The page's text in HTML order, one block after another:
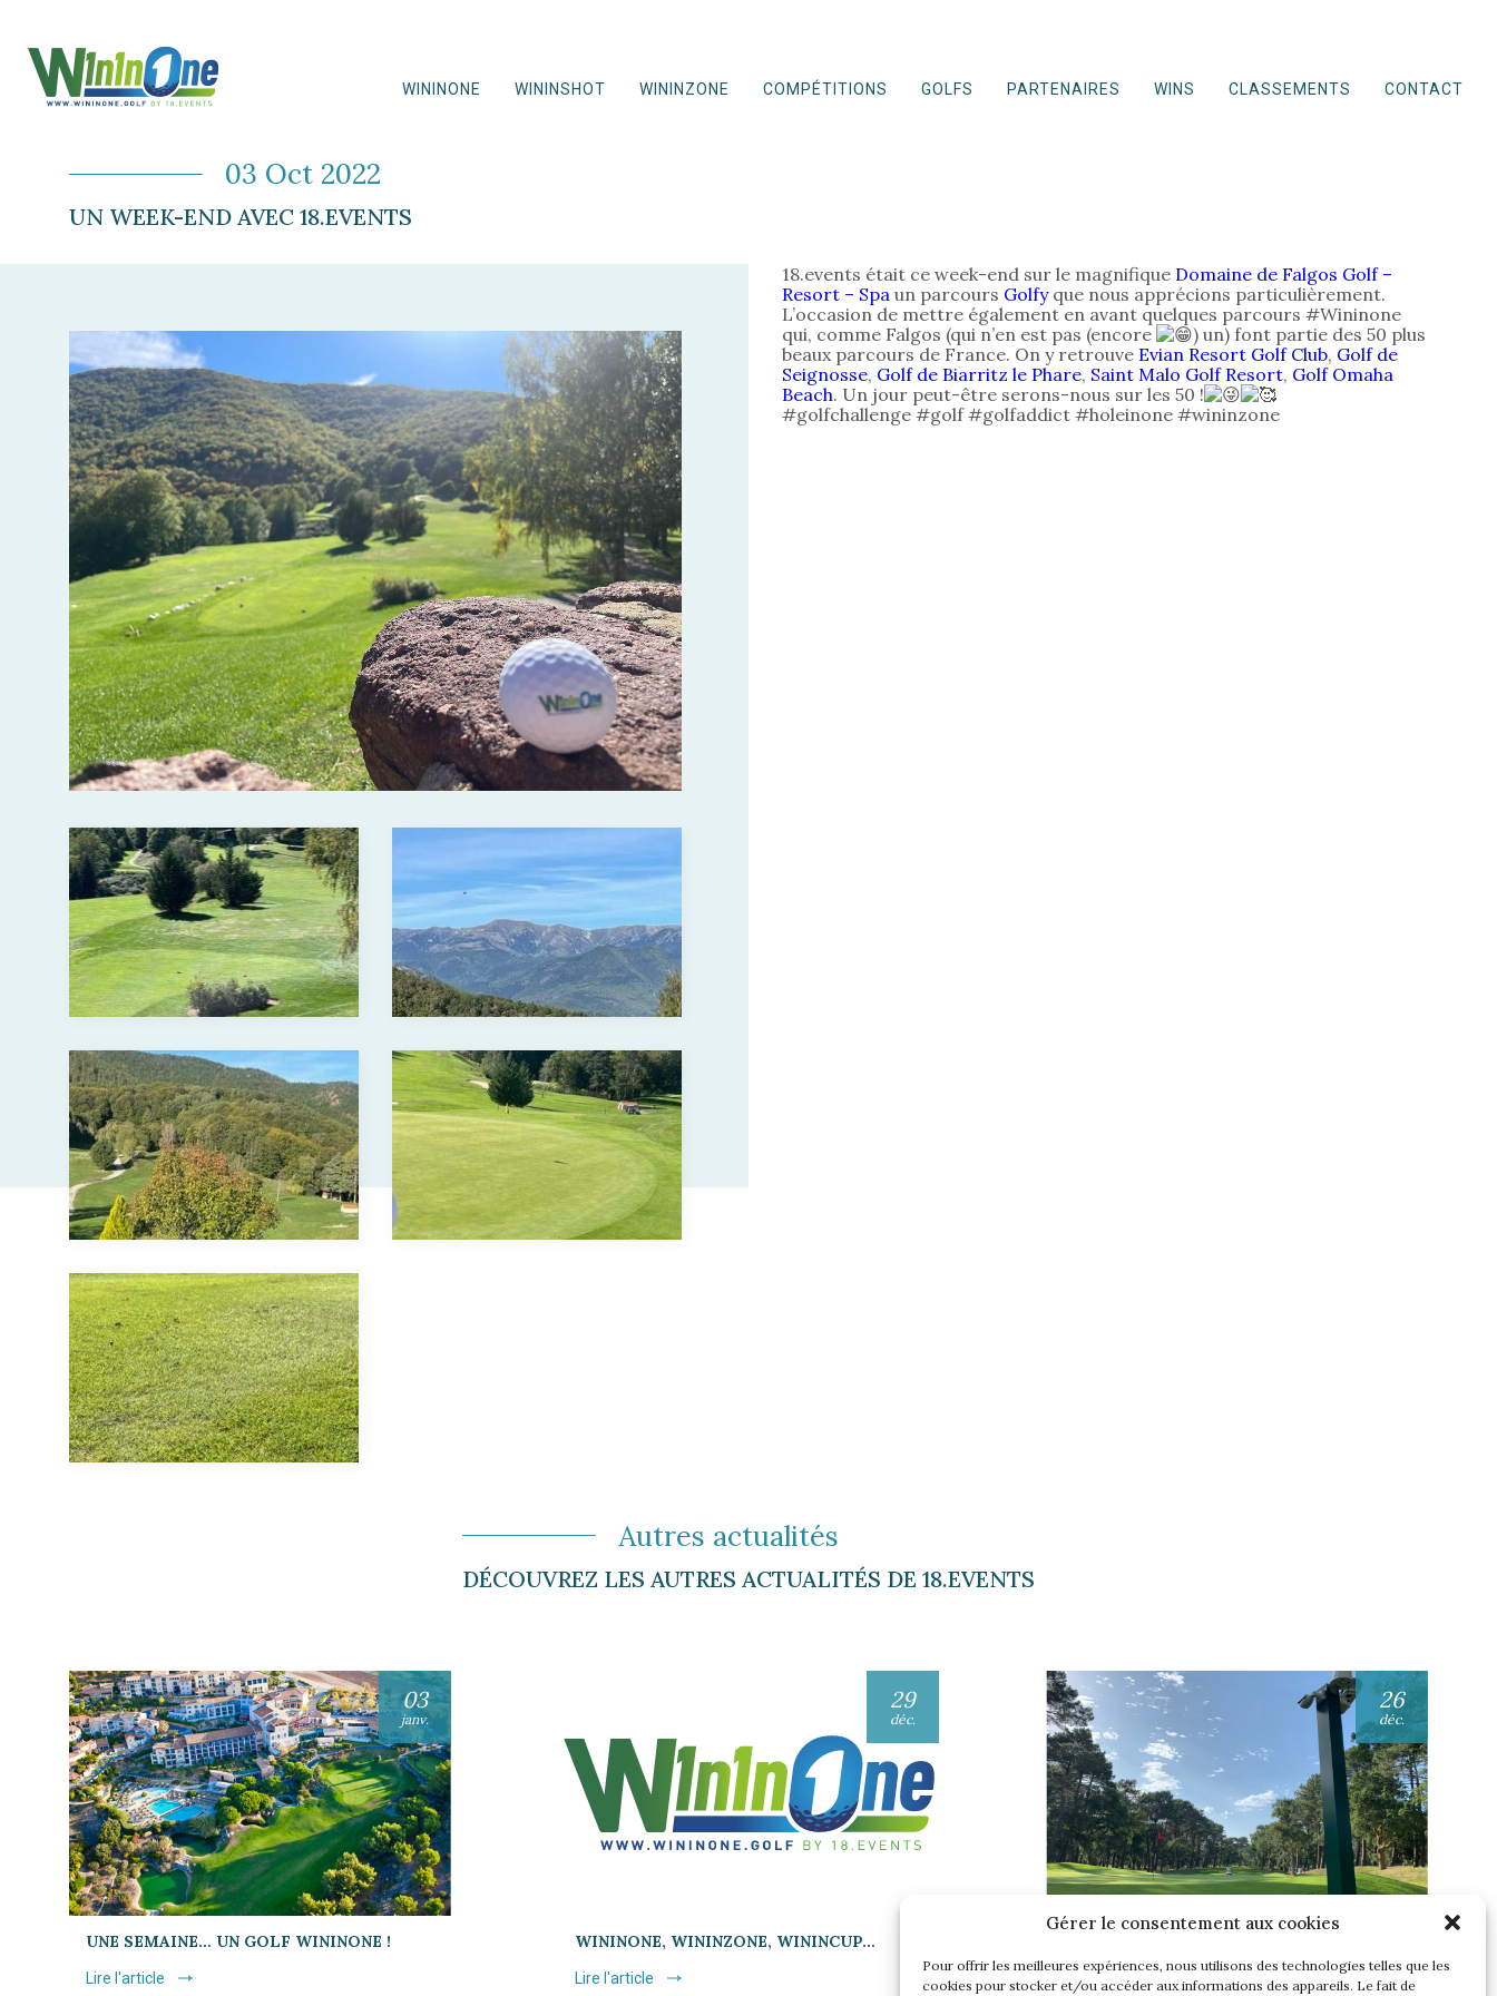
Gérer le consentement aux cookies
Pour offrir les meilleures expériences, nous utilisons des technologies telles que les
cookies pour stocker et/ou accéder aux informations des appareils. Le fait de
WININONE WININSHOT WININZONE COMPÉTITIONS GOLFS PARTENAIRES WINS CLASSEMENTS CONTACT
03 Oct 2022
UN WEEK-END AVEC 18.EVENTS
18.events était ce week-end sur le magnifique Domaine de Falgos Golf –
Resort – Spa un parcours Golfyque nous apprécions particulièrement.
L’occasion de mettre également en avant quelques parcours #Wininone
qui, comme Falgos (qui n’en est pas (encore
) un) font partie des 50 plus
beaux parcours de France. On y retrouve Evian Resort Golf Club, Golf de
Seignosse, Golf de Biarritz le Phare, Saint Malo Golf Resort, Golf Omaha
Beach. Un jour peut-être serons-nous sur les 50 !
#golfchallenge #golf #golfaddict #holeinone #wininzone
Autres actualités
DÉCOUVREZ LES AUTRES ACTUALITÉS DE 18.EVENTS
03
janv.
UNE SEMAINE… UN GOLF WININONE !
Lire l'article
29
déc.
WININONE, WININZONE, WININCUP…
Lire l'article
26
déc.
WININONE !